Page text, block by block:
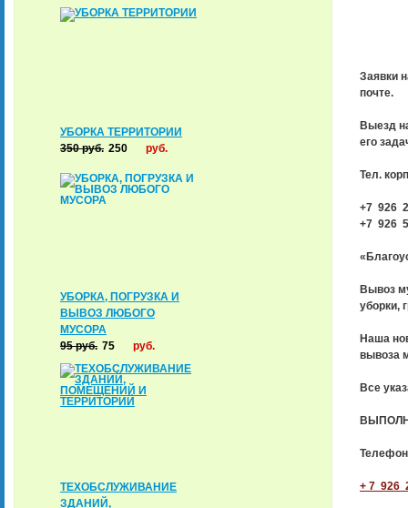
Заявки
почте.
Выезд
его
Тел.
+7 926
+7 926
Вывоз
уборки,
Наша
вывоза
Все
+ 7 926
УБОРКА ТЕРРИТОРИИ
350руб. 250 руб.
УБОРКА, ПОГРУЗКА И
ВЫВОЗ ЛЮБОГО
МУСОРА
95руб. 75 руб.
ТЕХОБСЛУЖИВАНИЕ
ЗДАНИЙ,